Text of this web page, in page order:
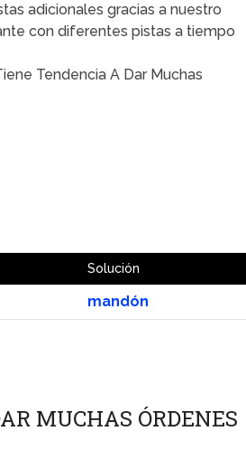
adicionales gracias a nuestro
con diferentes pistas a tiempo
Tendencia A Dar Muchas
Solución
mandón
MUCHAS ÓRDENES